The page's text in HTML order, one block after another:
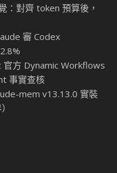
：對齊 token 預算後，
審 Codex
官方 Dynamic Workflows
事實查核
mem v13.13.0 實裝